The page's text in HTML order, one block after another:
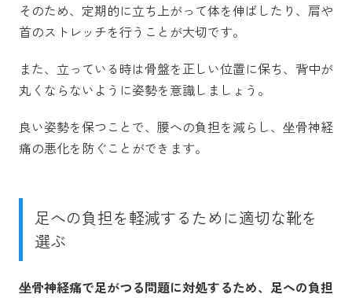
そのため、定期的に立ち上がって体を伸ばしたり、肩や
首のストレッチを行うことが大切です。
また、立っている時は骨盤を正しい位置に保ち、背中が
丸くならないように姿勢を意識しましょう。
良い姿勢を保つことで、腰への負担を減らし、坐骨神経
痛の悪化を防ぐことができます。
足への負担を軽減するために適切な靴を
選ぶ
坐骨神経痛で足がつる問題に対処するため、足への負担